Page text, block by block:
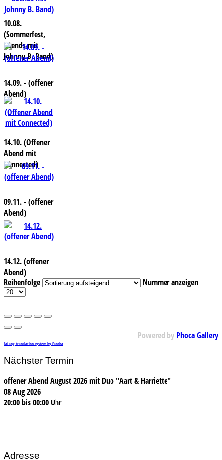
10.08.
(Sommerfest,
abends mit
Johnny B. Band)
14.09. - (offener
Abend)
14.10. (Offener
Abend mit
Connected)
09.11. - (offener
Abend)
14.12. (offener
Abend)
Reihenfolge
Nummer anzeigen
Powered by Phoca Gallery
FaLang translation system by Faboba
Nächster Termin
offener Abend August 2026 mit Duo "Aart & Harriette"
08 Aug 2026
20:00bis00:00 Uhr
Adresse